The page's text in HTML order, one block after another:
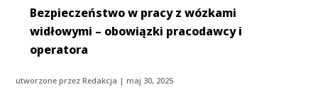
Bezpieczeństwo w pracy z wózkami
widłowymi – obowiązki pracodawcy i
operatora
utworzone przezRedakcja |maj 30, 2025